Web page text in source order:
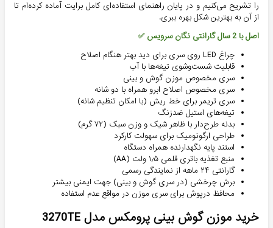
را تشریح می‌کنیم و در پایان راهنمای استفاده‌ای کامل برایت آماده کرده‌ام تا
از آن به بهترین شکل بهره ببری.
اصل با 2 سال گارانتی نگان سرویس ✅
چراغ LED روی سری برای دید بهتر هنگام اصلاح
قابلیت شست‌وشوی تیغه‌ها با آب
سری مخصوص موزن گوش و بینی
سری مخصوص اصلاح ابرو همراه با دو شانه
سری تریمر برای خط ریش (با امکان تنظیم شانه)
تیغه‌های استیل ضدزنگ
بدنه طرح‌دار با ظاهر شیک و وزن سبک (۷۲ گرم)
طراحی ارگونومیک برای سهولت کارکرد
استند پایه نگهدارنده همراه دستگاه
منبع تغذیه باتری قلمی ۱٫۵ ولت (AA)
گارانتی ۲۴ ماهه از نمایندگی رسمی
برش چرخشی (در سری گوش و بینی) جهت ایمنی بیشتر
محافظ درپوش برای سری موزن در مواقع عدم استفاده
خرید موزن گوش بینی پرومکس مدل 3270TE